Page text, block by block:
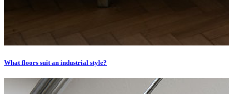
What floors suit an industrial style?